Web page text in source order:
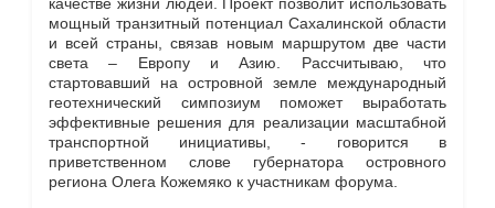
качестве жизни людей. Проект позволит использовать
мощный транзитный потенциал Сахалинской области
и всей страны, связав новым маршрутом две части
света – Европу и Азию. Рассчитываю, что
стартовавший на островной земле международный
геотехнический симпозиум поможет выработать
эффективные решения для реализации масштабной
транспортной инициативы, - говорится в
приветственном слове губернатора островного
региона Олега Кожемяко к участникам форума.